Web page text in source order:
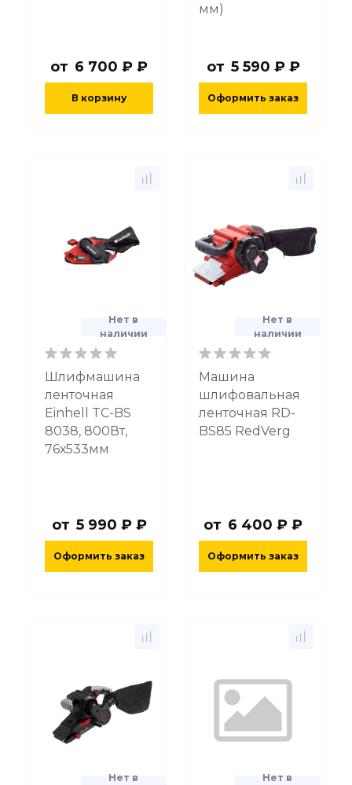
от 6 700 ₽ ₽
В корзину
мм)
от 5 590 ₽ ₽
Оформить заказ
Нет в
наличии
Шлифмашина
ленточная
Einhell TC-BS
8038, 800Вт,
76х533мм
от 5 990 ₽ ₽
Оформить заказ
Нет в
наличии
Машина
шлифовальная
ленточная RD-
BS85 RedVerg
от 6 400 ₽ ₽
Оформить заказ
Нет в
Нет в